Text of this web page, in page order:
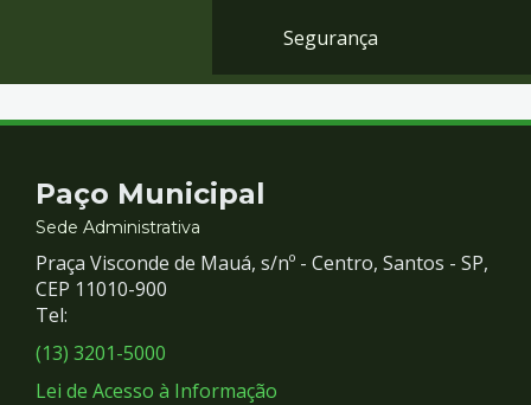
Segurança
Contato
e
Redes
Sociais
Paço Municipal
Sede Administrativa
Praça Visconde de Mauá, s/nº - Centro, Santos - SP,
CEP 11010-900
Tel:
(13) 3201-5000
Lei de Acesso à Informação